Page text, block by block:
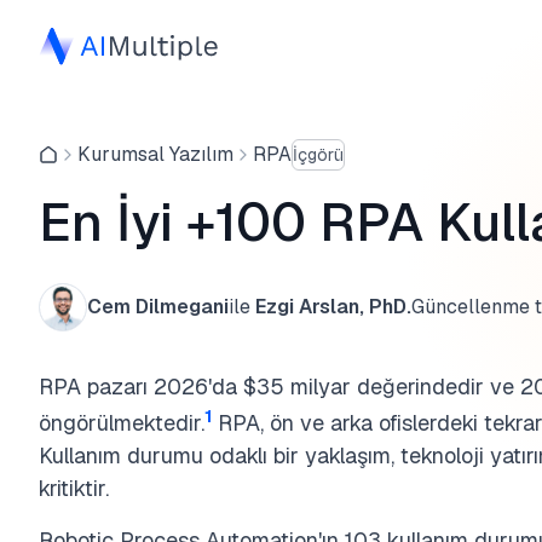
Kurumsal Yazılım RPAİçgörü
En İyi +100 RPA
Cem Dilmeganiile Ezgi Arslan, PhD.Güncellenme
RPA pazarı 2026'da $35 milyar değerindedir ve
öngörülmektedir.1 RPA, ön ve arka ofislerdeki
Kullanım durumu odaklı bir yaklaşım, teknoloji
kritiktir.